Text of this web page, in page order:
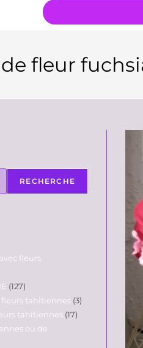
fleur
RECHERCHE
fleurs
127
tahitiennes 3
tahitiennes 17
ou de